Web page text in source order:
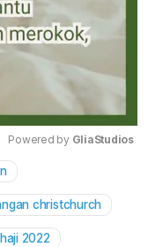
Powered by GliaStudios
christchurch
haji 2022